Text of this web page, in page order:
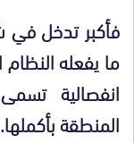
فأكبر تدخل
ما يفعله
انفصالية
المنطقة بأكملها.